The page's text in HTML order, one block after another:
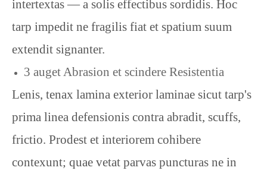
intertextas — a solis effectibus sordidis. Hoc
tarp impedit ne fragilis fiat et spatium suum
extendit signanter.
3 auget Abrasion et scindere Resistentia
Lenis, tenax lamina exterior laminae sicut tarp's
prima linea defensionis contra abradit, scuffs,
frictio. Prodest et interiorem cohibere
contexunt; quae vetat parvas puncturas ne in